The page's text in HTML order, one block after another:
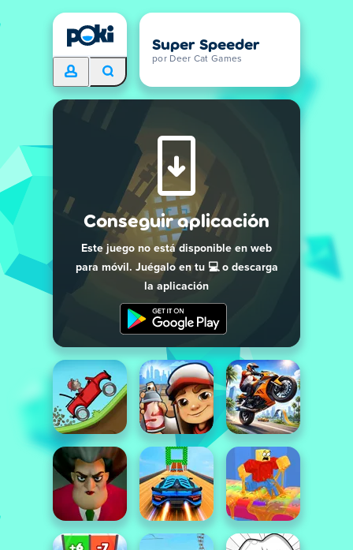
Super Speeder
por Deer Cat Games
Conseguir aplicación
Este juego no está disponible en web
para móvil. Juégalo en tu 💻 o descarga
la aplicación